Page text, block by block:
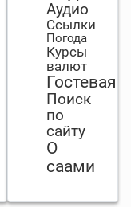
Аудио
Ссылки
Погода
Курсы
валют
Гостевая
Поиск
по
сайту
О
саами